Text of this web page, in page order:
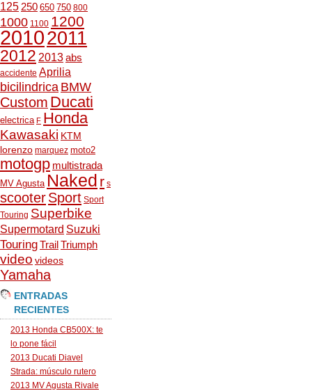
125 250 650 750 800
1000 1100 1200
20102011
2012 2013abs
accidente Aprilia
bicilindrica BMW
Custom Ducati
electrica F Honda
Kawasaki KTM
lorenzo marquez moto2
motogp multistrada
MV Agusta Naked r s
scooterSport Sport
Touring Superbike
Supermotard Suzuki
TouringTrailTriumph
video videos
Yamaha
ENTRADAS
RECIENTES
2013 Honda CB500X: te
lo pone fácil
2013 Ducati Diavel
Strada: músculo rutero
2013 MV Agusta Rivale